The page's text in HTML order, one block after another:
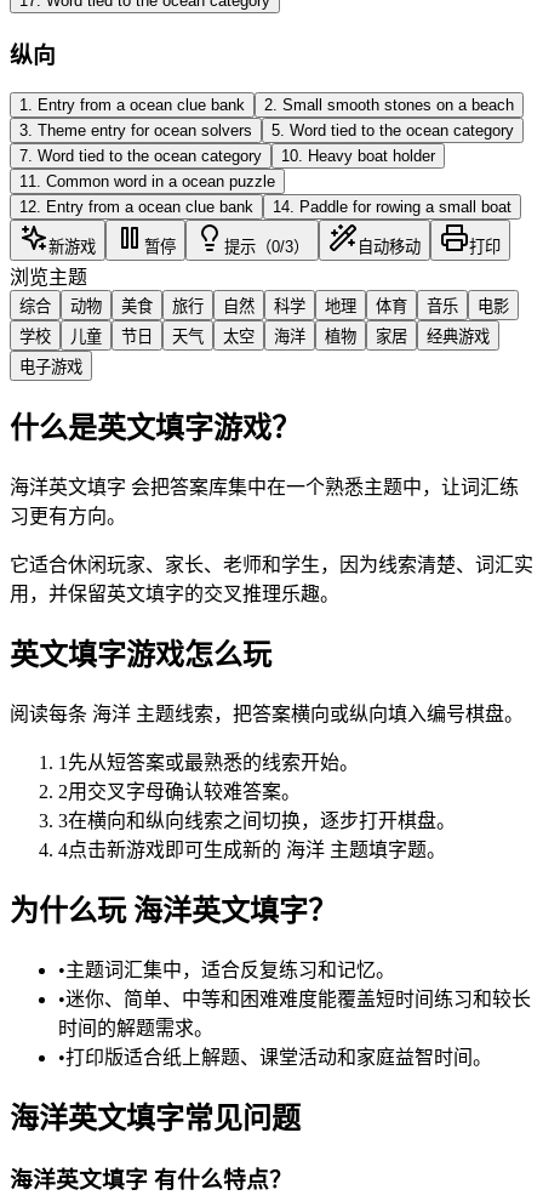
纵向
1 Entry from a ocean clue bank 2 Small smooth stones on a beach
3 Theme entry for ocean solvers 5 Word tied to the ocean category
7 Word tied to the ocean category 10 Heavy boat holder
11
Common word in a ocean puzzle
12 Entry from a ocean clue bank 14 Paddle for rowing a small boat
新游戏 暂停 提示（0/3） 自动移动 打印
浏览主题
综合 动物 美食 旅行 自然 科学 地理 体育 音乐
电影
学校
儿童 节日 天气 太空 海洋 植物 家居
经典游戏
电子游戏
什么是英文填字游戏？
海洋英文填字 会把答案库集中在一个熟悉主题中，让词汇练
习更有方向。
它适合休闲玩家、家长、老师和学生，因为线索清楚、词汇实
用，并保留英文填字的交叉推理乐趣。
英文填字游戏怎么玩
阅读每条 海洋 主题线索，把答案横向或纵向填入编号棋盘。
1 先从短答案或最熟悉的线索开始。
2用交叉字母确认较难答案。
3在横向和纵向线索之间切换，逐步打开棋盘。
4点击新游戏即可生成新的 海洋 主题填字题。
为什么玩 海洋英文填字？
•主题词汇集中，适合反复练习和记忆。
•迷你、简单、中等和困难难度能覆盖短时间练习和较长
时间的解题需求。
•打印版适合纸上解题、课堂活动和家庭益智时间。
海洋英文填字常见问题
海洋英文填字 有什么特点？